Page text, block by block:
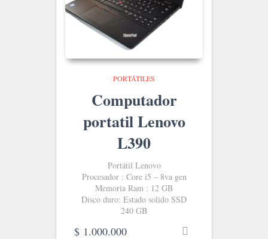
PORTÁTILES
Computador
portatil Lenovo
L390
Portátil Lenovo
Procesador : Core i5 – 8va gen
Memoria Ram : 12 GB
Disco duro: Estado solido SSD
240 GB
$ 1.000.000